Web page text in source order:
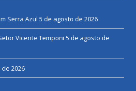
Serra Azul 5 de agosto de 2026
Vicente Temponi 5 de agosto de
2026